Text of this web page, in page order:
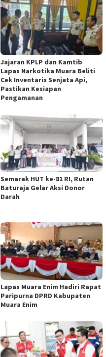
Jajaran KPLP dan Kamtib
Lapas Narkotika Muara Beliti
Cek Inventaris Senjata Api,
Pastikan Kesiapan
Pengamanan
Semarak HUT ke-81 RI, Rutan
Baturaja Gelar Aksi Donor
Darah
Lapas Muara Enim Hadiri Rapat
Paripurna DPRD Kabupaten
Muara Enim